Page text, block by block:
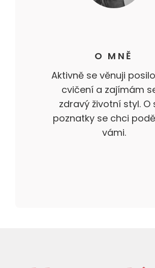
O MNĚ
Aktivně se věnuji
cvičení a zajímám
zdravý životní styl. O
poznatky se chci
vámi.